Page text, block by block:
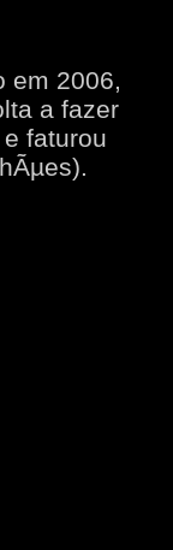
em 2006,
a fazer
faturou